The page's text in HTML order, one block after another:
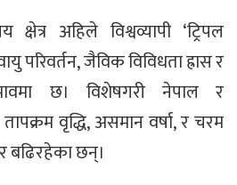
अहिले विश्वव्यापी ‘ट्रिपल
परिवर्तन, जैविक विविधता ह्रास र
छ। विशेषगरी नेपाल र
वृद्धि, असमान वर्षा, र चरम
बढिरहेका छन्।